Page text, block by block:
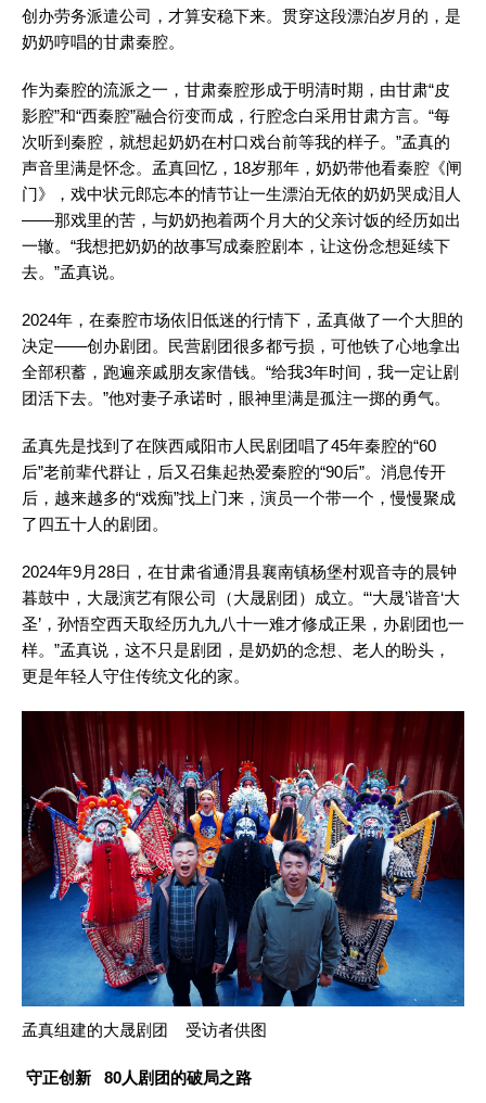
创办劳务派遣公司，才算安稳下来。贯穿这段漂泊岁月的，是
奶奶哼唱的甘肃秦腔。
作为秦腔的流派之一，甘肃秦腔形成于明清时期，由甘肃“皮
影腔”和“西秦腔”融合衍变而成，行腔念白采用甘肃方言。“每
次听到秦腔，就想起奶奶在村口戏台前等我的样子。”孟真的
声音里满是怀念。孟真回忆，18岁那年，奶奶带他看秦腔《闸
门》，戏中状元郎忘本的情节让一生漂泊无依的奶奶哭成泪人
——那戏里的苦，与奶奶抱着两个月大的父亲讨饭的经历如出
一辙。“我想把奶奶的故事写成秦腔剧本，让这份念想延续下
去。”孟真说。
2024年，在秦腔市场依旧低迷的行情下，孟真做了一个大胆的
决定——创办剧团。民营剧团很多都亏损，可他铁了心地拿出
全部积蓄，跑遍亲戚朋友家借钱。“给我3年时间，我一定让剧
团活下去。”他对妻子承诺时，眼神里满是孤注一掷的勇气。
孟真先是找到了在陕西咸阳市人民剧团唱了45年秦腔的“60
后”老前辈代群让，后又召集起热爱秦腔的“90后”。消息传开
后，越来越多的“戏痴”找上门来，演员一个带一个，慢慢聚成
了四五十人的剧团。
2024年9月28日，在甘肃省通渭县襄南镇杨堡村观音寺的晨钟
暮鼓中，大晟演艺有限公司（大晟剧团）成立。“‘大晟’谐音‘大
圣’，孙悟空西天取经历九九八十一难才修成正果，办剧团也一
样。”孟真说，这不只是剧团，是奶奶的念想、老人的盼头，
更是年轻人守住传统文化的家。
孟真组建的大晟剧团 受访者供图
守正创新 80人剧团的破局之路